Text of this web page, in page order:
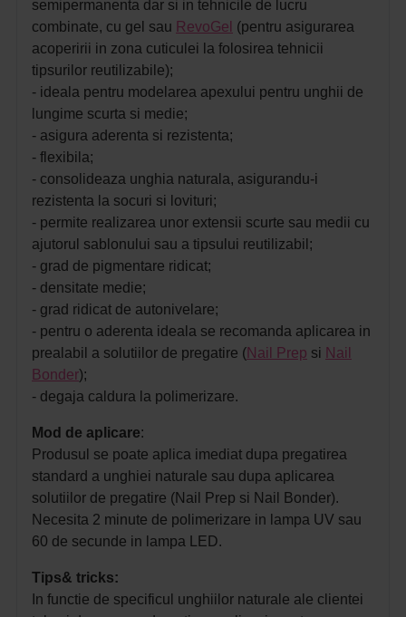
semipermanenta dar si in tehnicile de lucru
combinate, cu gel sau RevoGel (pentru asigurarea
acoperirii in zona cuticulei la folosirea tehnicii
tipsurilor reutilizabile);
- ideala pentru modelarea apexului pentru unghii de
lungime scurta si medie;
- asigura aderenta si rezistenta;
- flexibila;
- consolideaza unghia naturala, asigurandu-i
rezistenta la socuri si lovituri;
- permite realizarea unor extensii scurte sau medii cu
ajutorul sablonului sau a tipsului reutilizabil;
- grad de pigmentare ridicat;
- densitate medie;
- grad ridicat de autonivelare;
- pentru o aderenta ideala se recomanda aplicarea in
prealabil a solutiilor de pregatire (Nail Prep si Nail
Bonder);
- degaja caldura la polimerizare.
Mod de aplicare:
Produsul se poate aplica imediat dupa pregatirea
standard a unghiei naturale sau dupa aplicarea
solutiilor de pregatire (Nail Prep si Nail Bonder).
Necesita 2 minute de polimerizare in lampa UV sau
60 de secunde in lampa LED.
Tips& tricks:
In functie de specificul unghiilor naturale ale clientei